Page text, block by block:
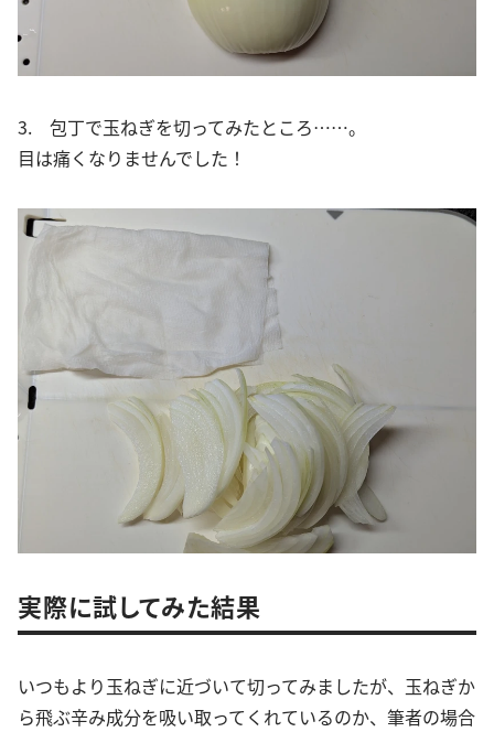
3. 包丁で玉ねぎを切ってみたところ……。
目は痛くなりませんでした！
実際に試してみた結果
いつもより玉ねぎに近づいて切ってみましたが、玉ねぎか
ら飛ぶ辛み成分を吸い取ってくれているのか、筆者の場合